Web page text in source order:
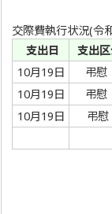
交際費執行状況(令
支出日
支出
10月19日
弔慰
10月19日
弔慰
10月19日
弔慰